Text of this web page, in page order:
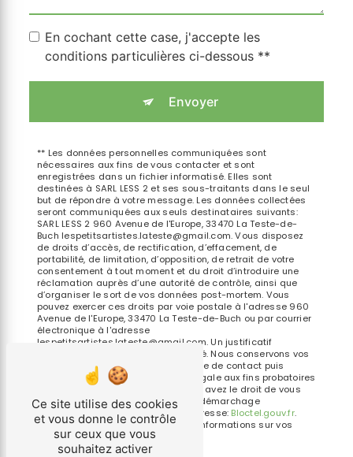
En cochant cette case, j'accepte les
conditions particulières ci-dessous **
Envoyer
** Les données personnelles communiquées sont
nécessaires aux fins de vous contacter et sont
enregistrées dans un fichier informatisé. Elles sont
destinées à SARL LESS 2 et ses sous-traitants dans le seul
but de répondre à votre message. Les données collectées
seront communiquées aux seuls destinataires suivants:
SARL LESS 2 960 Avenue de l'Europe, 33470 La Teste-de-
Buch lespetitsartistes.lateste@gmail.com. Vous disposez
de droits d’accès, de rectification, d’effacement, de
portabilité, de limitation, d’opposition, de retrait de votre
consentement à tout moment et du droit d’introduire une
réclamation auprès d’une autorité de contrôle, ainsi que
d’organiser le sort de vos données post-mortem. Vous
pouvez exercer ces droits par voie postale à l'adresse 960
Avenue de l'Europe, 33470 La Teste-de-Buch ou par courrier
électronique à l'adresse
lespetitsartistes.lateste@gmail.com. Un justificatif
d'identité pourra vous être demandé. Nous conservons vos
données pendant la période de prise de contact puis
pendant la durée de prescription légale aux fins probatoires
et de gestion des contentieux. Vous avez le droit de vous
inscrire sur la liste d'opposition au démarchage
téléphonique, disponible à cette adresse: Bloctel.gouv.fr.
Consultez le site cnil.fr pour plus d’informations sur vos
droits.
Ce site utilise des cookies
et vous donne le contrôle
sur ceux que vous
souhaitez activer